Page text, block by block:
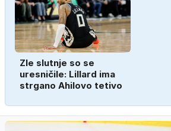
Zle slutnje so se
uresničile: Lillard ima
strgano Ahilovo tetivo